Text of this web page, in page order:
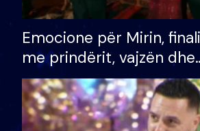
Emocione për Mirin,
me prindërit, vajzën dhe
bashkëshorten: S’kemi
divorci apo jo?